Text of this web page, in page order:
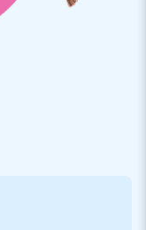
głównym dostawcą
i sprzedaje
nadmuchiwane
Ale także inne
podniebne